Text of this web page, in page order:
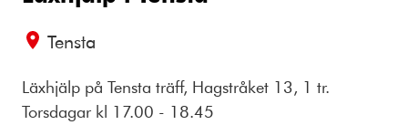
Tensta
Läxhjälp på Tensta träff, Hagstråket 13, 1 tr.
Torsdagar kl 17.00 - 18.45